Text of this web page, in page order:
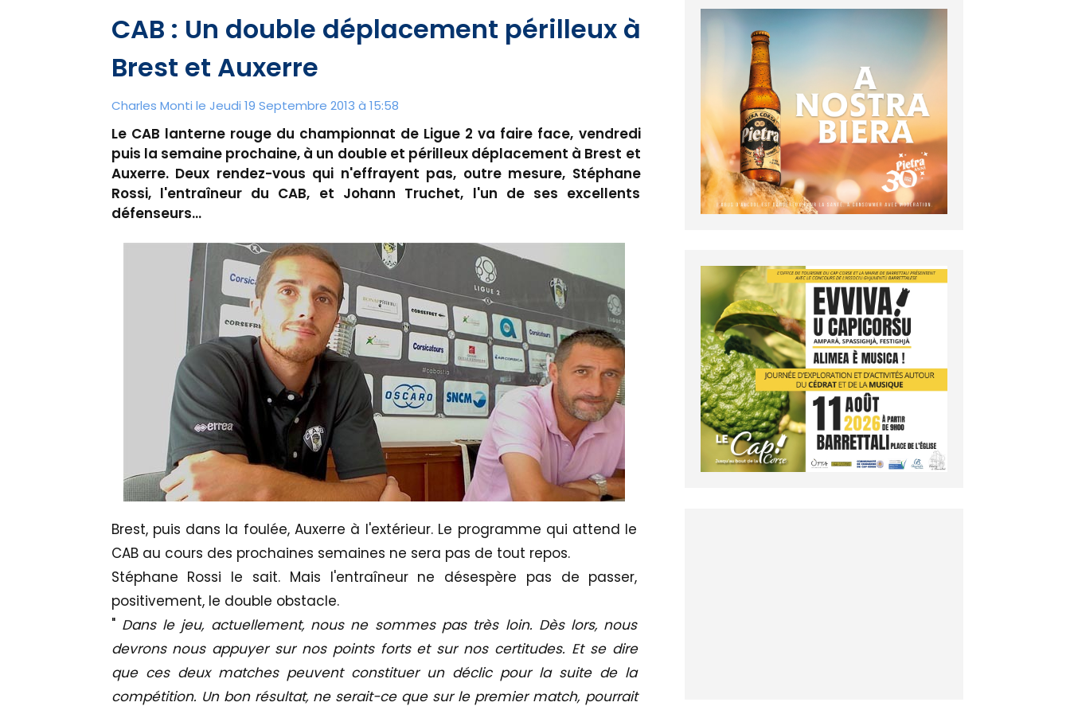
CAB : Un double déplacement périlleux à
Brest et Auxerre
Charles Monti le Jeudi 19 Septembre 2013 à 15:58
Le CAB lanterne rouge du championnat de Ligue 2 va faire face, vendredi
puis la semaine prochaine, à un double et périlleux déplacement à Brest et
Auxerre. Deux rendez-vous qui n'effrayent pas, outre mesure, Stéphane
Rossi, l'entraîneur du CAB, et Johann Truchet, l'un de ses excellents
défenseurs…
Brest, puis dans la foulée, Auxerre à l'extérieur. Le programme qui attend le
CAB au cours des prochaines semaines ne sera pas de tout repos.
Stéphane Rossi le sait. Mais l'entraîneur ne désespère pas de passer,
positivement, le double obstacle.
"Dans le jeu, actuellement, nous ne sommes pas très loin. Dès lors, nous
devrons nous appuyer sur nos points forts et sur nos certitudes. Et se dire
que ces deux matches peuvent constituer un déclic pour la suite de la
compétition. Un bon résultat, ne serait-ce que sur le premier match, pourrait